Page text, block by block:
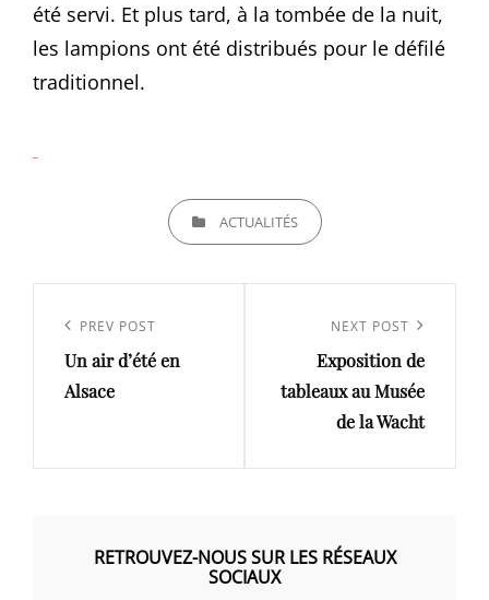
été servi. Et plus tard, à la tombée de la nuit,
les lampions ont été distribués pour le défilé
traditionnel.
CATEGORIESACTUALITÉS
l’article
Previous
Post
PREV POST
Un air d’été en
Alsace
NEXT POST
Exposition de
tableaux au Musée
de la Wacht
RETROUVEZ-NOUS SUR LES RÉSEAUX
SOCIAUX